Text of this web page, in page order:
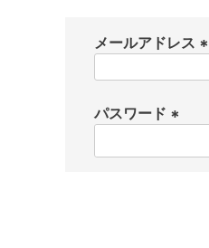
メールアドレス
パスワード
必